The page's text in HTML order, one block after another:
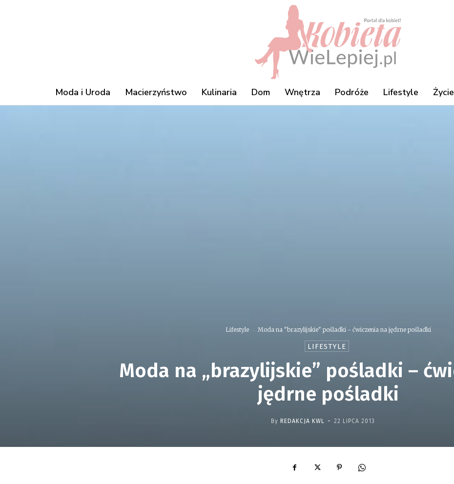
Moda i Uroda Macierzyństwo Kulinaria Dom Wnętrza Podróże Lifestyle Życie
Lifestyle Moda na "brazylijskie" pośladki - ćwiczenia na jędrne pośladki
LIFESTYLE
Moda na „brazylijskie” pośladki –
jędrne pośladki
By REDAKCJA KWL - 22 LIPCA 2013